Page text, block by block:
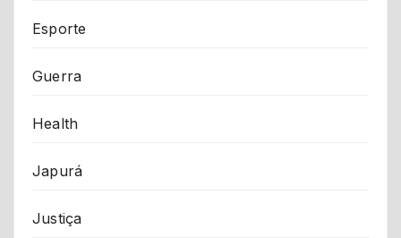
Esporte
Guerra
Health
Japurá
Justiça